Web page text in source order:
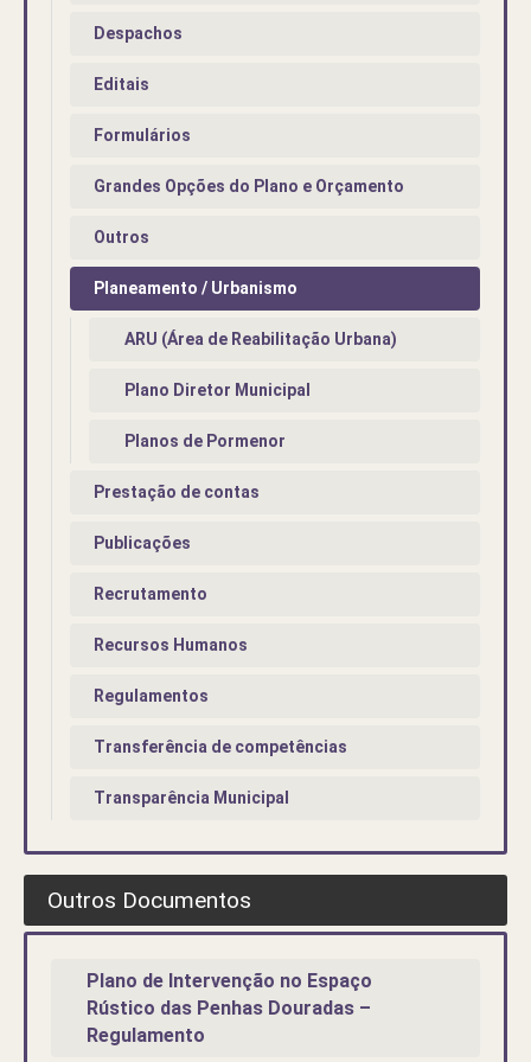
Despachos
Editais
Formulários
Grandes Opções do Plano e Orçamento
Outros
Planeamento / Urbanismo
ARU (Área de Reabilitação Urbana)
Plano Diretor Municipal
Planos de Pormenor
Prestação de contas
Publicações
Recrutamento
Recursos Humanos
Regulamentos
Transferência de competências
Transparência Municipal
Outros Documentos
Plano de Intervenção no Espaço
Rústico das Penhas Douradas –
Regulamento